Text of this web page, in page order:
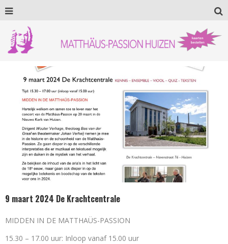
9 maart 2024 De Krachtcentrale
MIDDEN IN DE MATTHAÜS-PASSION
15.30 – 17.00 uur: Inloop vanaf 15.00 uur